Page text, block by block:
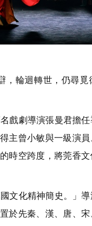
輪迴轉世，仍尋覓
戲劇導演張曼君擔
主曾小敏與一級演
時空跨度，將莞香
文化精神簡史。」導
於先秦、漢、唐、